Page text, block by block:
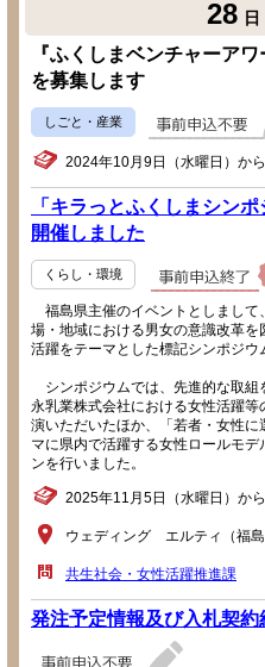
28 日
『ふくしまベンチャーア
を募集します
しごと・産業
2024年10月9日（水曜日）か
「キラっとふくしまシン
開催しました
くらし・環境
福島県主催のイベントとしまして
場・地域における男女の意識改革
活躍をテーマとした標記シンポジウ
シンポジウムでは、先進的な取組
永乳業株式会社における女性活躍
演いただいたほか、「若者・女性
マに県内で活躍する女性ロールモ
ンを行いました。
2025年11月5日（水曜日）か
ウェディング エルティ（福島
共生社会・女性活躍推進課
発注予定情報及び入札契約